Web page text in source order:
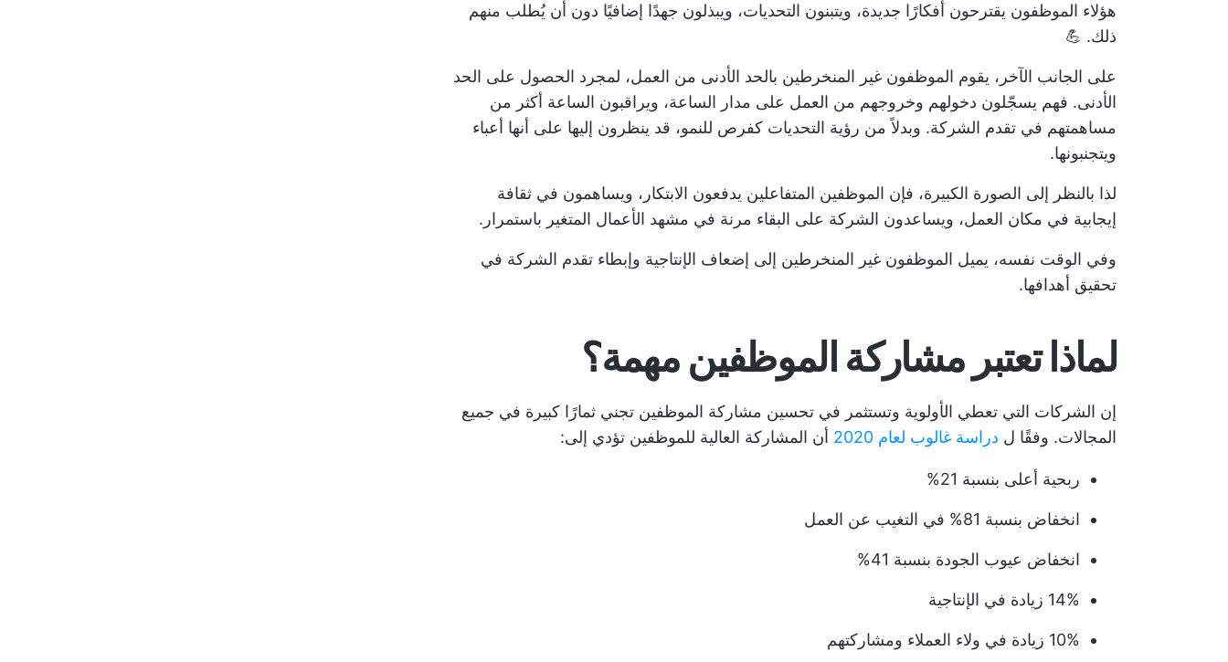
هؤلاء الموظفون يقترحون أفكارًا جديدة، ويتبنون التحديات، ويبذلون جهدًا إضافيًا دون أن يُطلب منهم
ذلك. 💪
على الجانب الآخر، يقوم الموظفون غير المنخرطين بالحد الأدنى من العمل، لمجرد الحصول على الحد
الأدنى. فهم يسجّلون دخولهم وخروجهم من العمل على مدار الساعة، ويراقبون الساعة أكثر من
مساهمتهم في تقدم الشركة. وبدلاً من رؤية التحديات كفرص للنمو، قد ينظرون إليها على أنها أعباء
ويتجنبونها.
لذا بالنظر إلى الصورة الكبيرة، فإن الموظفين المتفاعلين يدفعون الابتكار، ويساهمون في ثقافة
إيجابية في مكان العمل، ويساعدون الشركة على البقاء مرنة في مشهد الأعمال المتغير باستمرار.
وفي الوقت نفسه، يميل الموظفون غير المنخرطين إلى إضعاف الإنتاجية وإبطاء تقدم الشركة في
تحقيق أهدافها.
لماذا تعتبر مشاركة الموظفين مهمة؟
إن الشركات التي تعطي الأولوية وتستثمر في تحسين مشاركة الموظفين تجني ثمارًا كبيرة في جميع
المجالات. وفقًا ل دراسة غالوب لعام 2020 أن المشاركة العالية للموظفين تؤدي إلى:
ربحية أعلى بنسبة 21%
انخفاض بنسبة 81% في التغيب عن العمل
انخفاض عيوب الجودة بنسبة 41%
14% زيادة في الإنتاجية
10% زيادة في ولاء العملاء ومشاركتهم